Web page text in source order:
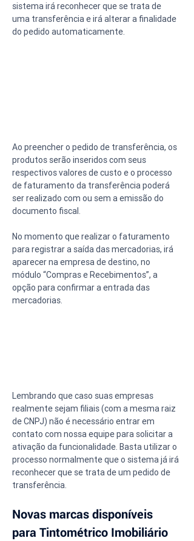
sistema irá reconhecer que se trata de
uma transferência e irá alterar a finalidade
do pedido automaticamente.
Ao preencher o pedido de transferência, os
produtos serão inseridos com seus
respectivos valores de custo e o processo
de faturamento da transferência poderá
ser realizado com ou sem a emissão do
documento fiscal.
No momento que realizar o faturamento
para registrar a saída das mercadorias, irá
aparecer na empresa de destino, no
módulo “Compras e Recebimentos”, a
opção para confirmar a entrada das
mercadorias.
Lembrando que caso suas empresas
realmente sejam filiais (com a mesma raiz
de CNPJ) não é necessário entrar em
contato com nossa equipe para solicitar a
ativação da funcionalidade. Basta utilizar o
processo normalmente que o sistema já irá
reconhecer que se trata de um pedido de
transferência.
Novas marcas disponíveis
para Tintométrico Imobiliário